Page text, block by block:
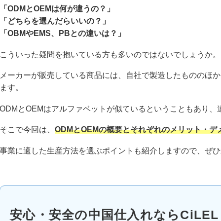
「ODMとOEMは何が違うの？」
「どちらを選んだらいいの？」
「OBMやEMS、PBとの違いは？」
こういった疑問を抱いている方も多いのではないでしょうか。
メーカーが販売している商品には、自社で製造したもののほ
ます。
ODMとOEMはアルファベットが似ているということもあり
そこで今回は、 ODMとOEMの概要とそれぞれのメリット・デ
事業に適した生産方法を選ぶポイントも紹介しますので、ぜ
安心・安全の中国仕入れなら